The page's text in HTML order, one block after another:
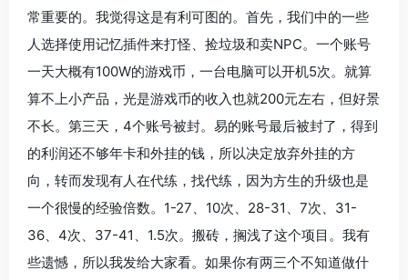
常重要的。我觉得这是有利可图的。首先，我们中的一些
人选择使用记忆插件来打怪、捡垃圾和卖NPC。一个账号
一天大概有100W的游戏币，一台电脑可以开机5次。就算
算不上小产品，光是游戏币的收入也就200元左右，但好景
不长。第三天，4个账号被封。易的账号最后被封了，得到
的利润还不够年卡和外挂的钱，所以决定放弃外挂的方
向，转而发现有人在代练，找代练，因为方生的升级也是
一个很慢的经验倍数。1-27、10次、28-31、7次、31-
36、4次、37-41、1.5次。搬砖，搁浅了这个项目。我有
些遗憾，所以我发给大家看。如果你有两三个不知道做什